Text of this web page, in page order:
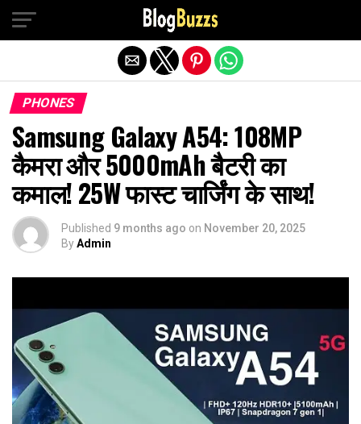
PHONES
Samsung Galaxy A54: 108MP
कैमरा और 5000mAh बैटरी का
कमाल! 25W फास्ट चार्जिंग के साथ!
Published 9 months ago on November 20, 2025
ByAdmin
Exit mobile version